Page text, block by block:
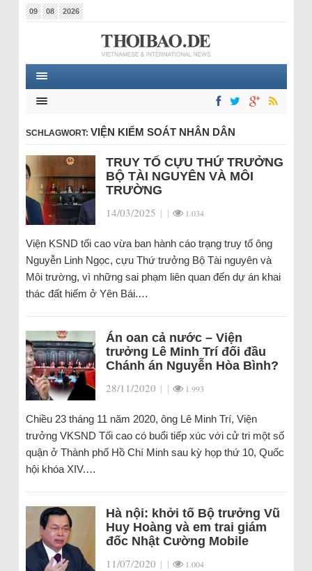
09 08 2026
SCHLAGWORT: VIỆN KIỂM SOÁT NHÂN DÂN
TRUY TỐ CỰU THỨ TRƯỞNG
BỘ TÀI NGUYÊN VÀ MÔI
TRƯỜNG
14/03/2025 | | 1.034
Viện KSND tối cao vừa ban hành cáo trạng truy tố ông
Nguyễn Linh Ngọc, cựu Thứ trưởng Bộ Tài nguyên và
Môi trường, vì những sai phạm liên quan đến dự án khai
thác đất hiếm ở Yên Bái.…
Án oan cả nước – Viện
trưởng Lê Minh Trí đối đầu
Chánh án Nguyễn Hòa Bình?
28/11/2020 | | 1.993
Chiều 23 tháng 11 năm 2020, ông Lê Minh Trí, Viện
trưởng VKSND Tối cao có buổi tiếp xúc với cử tri một số
quận ở Thành phố Hồ Chí Minh sau kỳ họp thứ 10, Quốc
hội khóa XIV.…
Hà nội: khởi tố Bộ trưởng Vũ
Huy Hoàng và em trai giám
đốc Nhật Cường Mobile
11/07/2020 | | 1.004